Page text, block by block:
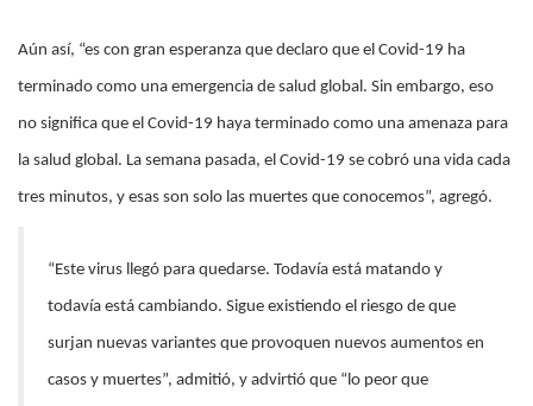
Aún así, “es con gran esperanza que declaro que el Covid-19 ha
terminado como una emergencia de salud global. Sin embargo, eso
no significa que el Covid-19 haya terminado como una amenaza para
la salud global. La semana pasada, el Covid-19 se cobró una vida cada
tres minutos, y esas son solo las muertes que conocemos”, agregó.
“Este virus llegó para quedarse. Todavía está matando y
todavía está cambiando. Sigue existiendo el riesgo de que
surjan nuevas variantes que provoquen nuevos aumentos en
casos y muertes”, admitió, y advirtió que “lo peor que